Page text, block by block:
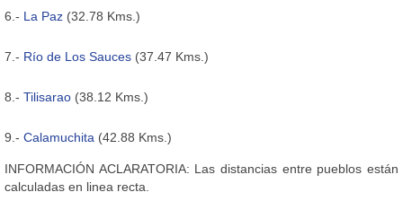
6.- La Paz (32.78 Kms.)
7.- Río de Los Sauces (37.47 Kms.)
8.- Tilisarao (38.12 Kms.)
9.- Calamuchita (42.88 Kms.)
INFORMACIÓN ACLARATORIA: Las distancias entre pueblos están
calculadas en linea recta.